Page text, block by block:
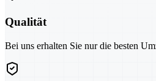
Qualität
Bei uns erhalten Sie nur die besten